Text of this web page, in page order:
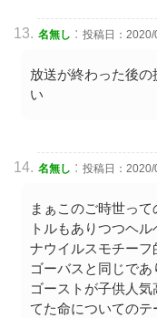
名無し : 投稿日：
放送が終わった後
い
名無し : 投稿日：
まぁこのご時世っ
トルもありつつヘ
ナウイルスモチー
ゴーバスと同じで
ゴーストが子供人
てた命についてのテ